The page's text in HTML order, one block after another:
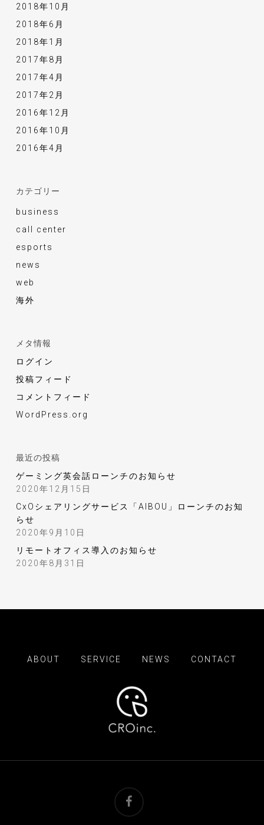
2018年10月
2018年6月
2018年1月
2017年8月
2017年4月
2017年2月
2016年12月
2016年10月
2016年4月
カテゴリー
business
call center
esports
news
web
海外
メタ情報
ログイン
投稿フィード
コメントフィード
WordPress.org
最近の投稿
ゲーミング英会話ローンチのお知らせ
2020年12月15日
CxOシェアリングサービス「AIBOU」ローンチのお知
らせ
2020年9月10日
リモートオフィス導入のお知らせ
2020年8月31日
ABOUT SERVICE NEWS CONTACT
facebook